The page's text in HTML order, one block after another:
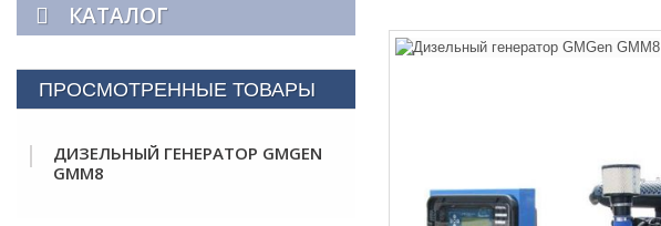
КАТАЛОГ
ПРОСМОТРЕННЫЕ ТОВАРЫ
ДИЗЕЛЬНЫЙ ГЕНЕРАТОР GMGEN
GMM8